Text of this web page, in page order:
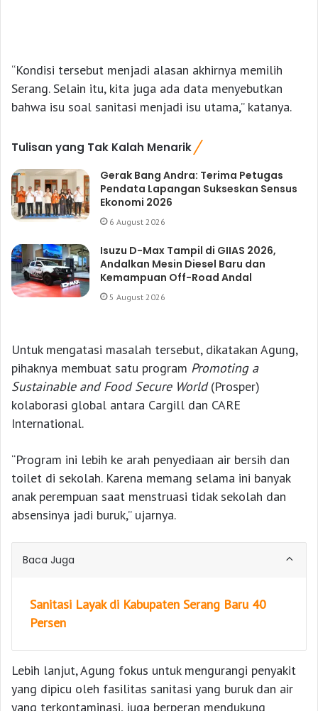
“Kondisi tersebut menjadi alasan akhirnya memilih
Serang. Selain itu, kita juga ada data menyebutkan
bahwa isu soal sanitasi menjadi isu utama,” katanya.
Tulisan yang Tak Kalah Menarik
Gerak Bang Andra: Terima Petugas
Pendata Lapangan Sukseskan Sensus
Ekonomi 2026
6 August 2026
Isuzu D-Max Tampil di GIIAS 2026,
Andalkan Mesin Diesel Baru dan
Kemampuan Off-Road Andal
5 August 2026
Untuk mengatasi masalah tersebut, dikatakan Agung,
pihaknya membuat satu program Promoting a
Sustainable and Food Secure World(Prosper)
kolaborasi global antara Cargill dan CARE
International.
“Program ini lebih ke arah penyediaan air bersih dan
toilet di sekolah. Karena memang selama ini banyak
anak perempuan saat menstruasi tidak sekolah dan
absensinya jadi buruk,” ujarnya.
Baca Juga
Sanitasi Layak di Kabupaten Serang Baru 40
Persen
Lebih lanjut, Agung fokus untuk mengurangi penyakit
yang dipicu oleh fasilitas sanitasi yang buruk dan air
yang terkontaminasi, juga berperan mendukung